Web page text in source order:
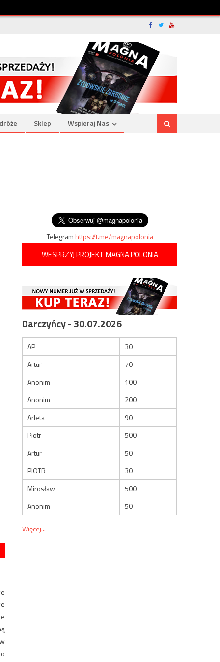
Sklep Wspieraj Nas
Telegramhttps://t.me/magnapolonia
WESPRZYJ PROJEKT MAGNA POLONIA
Darczyńcy - 30.07.2026
AP
30
Artur
70
Anonim
100
Anonim
200
Arleta
90
Piotr
500
Artur
50
PIOTR
30
Mirosław
500
Anonim
50
Więcej...